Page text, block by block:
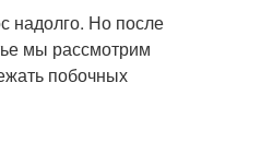
надолго. Но после
мы рассмотрим
побочных